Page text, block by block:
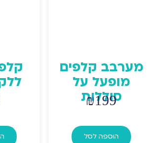
מערבב קלפים
מופעל על
סוללות
₪199
הוספה לסל